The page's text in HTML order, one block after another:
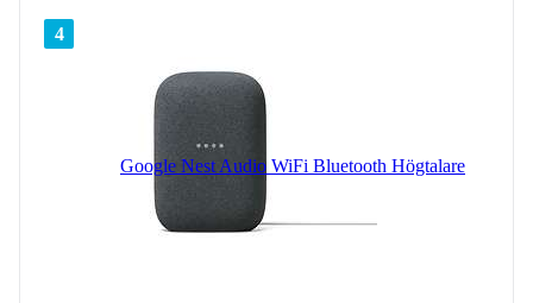
4
Google Nest Audio WiFi Bluetooth Högtalare